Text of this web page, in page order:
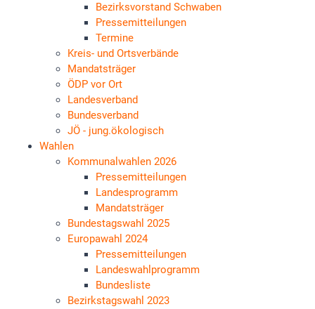
Bezirksvorstand Schwaben
Pressemitteilungen
Termine
Kreis- und Ortsverbände
Mandatsträger
ÖDP vor Ort
Landesverband
Bundesverband
JÖ - jung.ökologisch
Wahlen
Kommunalwahlen 2026
Pressemitteilungen
Landesprogramm
Mandatsträger
Bundestagswahl 2025
Europawahl 2024
Pressemitteilungen
Landeswahlprogramm
Bundesliste
Bezirkstagswahl 2023